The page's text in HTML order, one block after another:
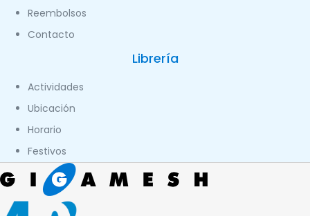
Reembolsos
Contacto
Librería
Actividades
Ubicación
Horario
Festivos